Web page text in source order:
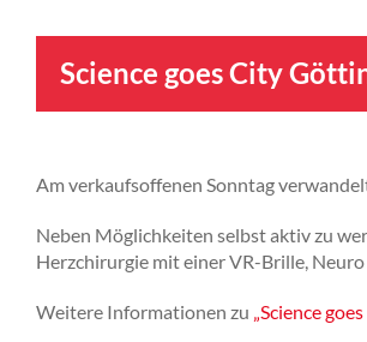
Science goes City
Am verkaufsoffenen Sonntag
Neben Möglichkeiten selbst aktiv zu
Herzchirurgie mit einer VR-Brille,
Weitere Informationen zu „Science